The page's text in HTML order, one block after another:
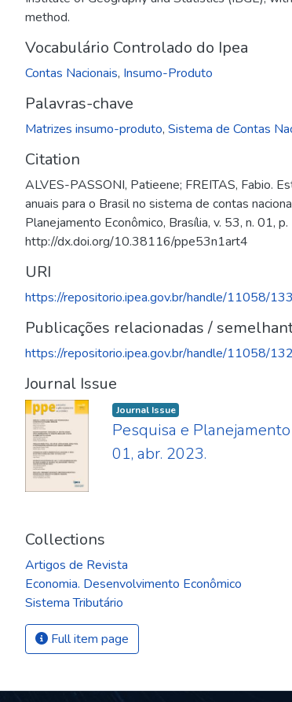
method.
Vocabulário Controlado do Ipea
Contas Nacionais, Insumo-Produto
Palavras-chave
Matrizes insumo-produto, Sistema de Contas
Citation
ALVES-PASSONI, Patieene; FREITAS, Fabio.
anuais para o Brasil no sistema de contas
Planejamento Econômico, Brasília, v. 53, n. 01,
http://dx.doi.org/10.38116/ppe53n1art4
URI
https://repositorio.ipea.gov.br/handle/11058/
Publicações relacionadas /
https://repositorio.ipea.gov.br/handle/11058/
Journal Issue
Journal Issue
Pesquisa e Planejamento
01, abr. 2023.
Collections
Artigos de Revista
Economia. Desenvolvimento Econômico
Sistema Tributário
Full item page